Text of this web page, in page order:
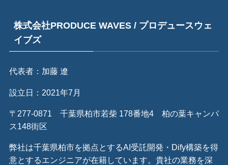
株式会社PRODUCE WAVES / プロデュースウェ
イブズ
代表者：加藤 遼
設立日：2021年7月
〒277-0871 千葉県柏市若柴 178番地4 柏の葉キャンパ
ス148街区
弊社は千葉県柏市を拠点とするAI受託開発・Dify構築を得
意とするエンジニアが在籍しています。貴社の業務を深